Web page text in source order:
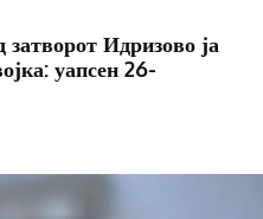
затворот Идризово ја
уапсен 26-